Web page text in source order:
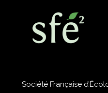
Société Française